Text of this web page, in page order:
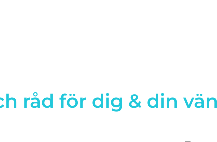
råd för dig & din vän